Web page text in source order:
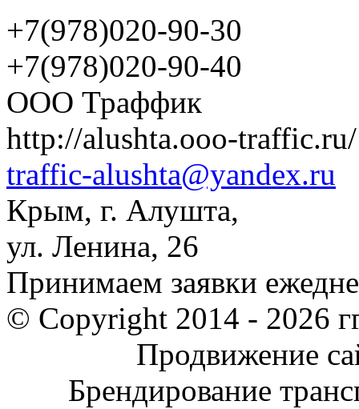
+7(978)020-90-30
+7(978)020-90-40
ООО Траффик
http://alushta.ooo-traffic.ru/
traffic-alushta@yandex.ru
Крым, г. Алушта,
ул. Ленина, 26
Принимаем заявки
© Copyright 2014 - 2026
Продвижение
Брендирование